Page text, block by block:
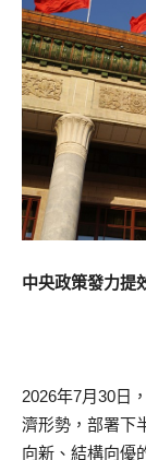
中央政策發力提
2026年7月30日
濟形勢，部署下
向新、結構向優